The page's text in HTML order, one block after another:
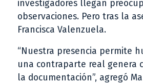
investigadores llegan
observaciones. Pero tras la
Francisca Valenzuela.
“Nuestra presencia permite
una contraparte real genera
la documentación”, agregó